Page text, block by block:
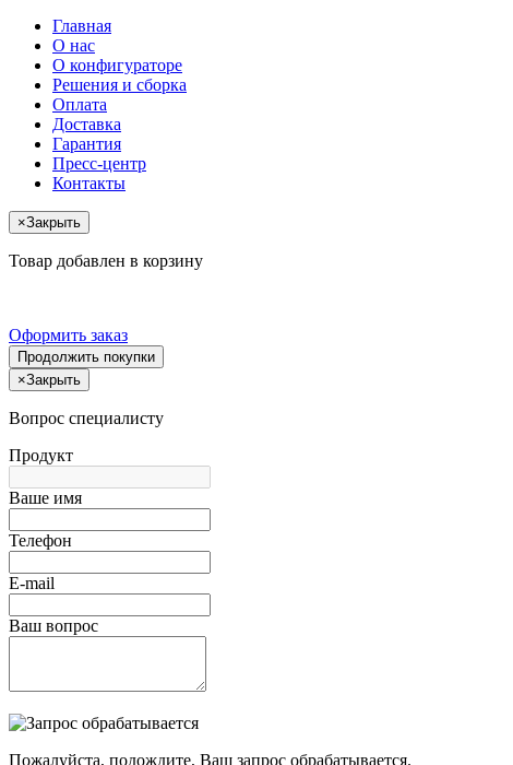
Главная
О нас
О конфигураторе
Решения и сборка
Оплата
Доставка
Гарантия
Пресс-центр
Контакты
×Закрыть
Товар добавлен в корзину
Оформить заказ
Продолжить покупки
×Закрыть
Вопрос специалисту
Продукт
Ваше имя
Телефон
E-mail
Ваш вопрос
Пожалуйста, подождите, Ваш запрос обрабатывается.